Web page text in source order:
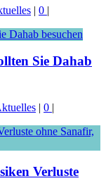
| 0 |
Sie Dahab
| 0 |
Verluste